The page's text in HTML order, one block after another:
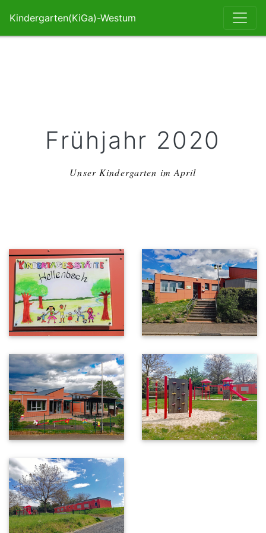
Kindergarten(KiGa)-Westum
Homepage des Elternausschuß vom KiGa-Westum
Frühjahr 2020
Unser Kindergarten im April